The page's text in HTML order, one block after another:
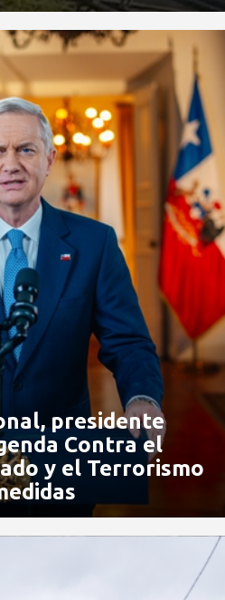
presidente
Contra el
y el Terrorismo